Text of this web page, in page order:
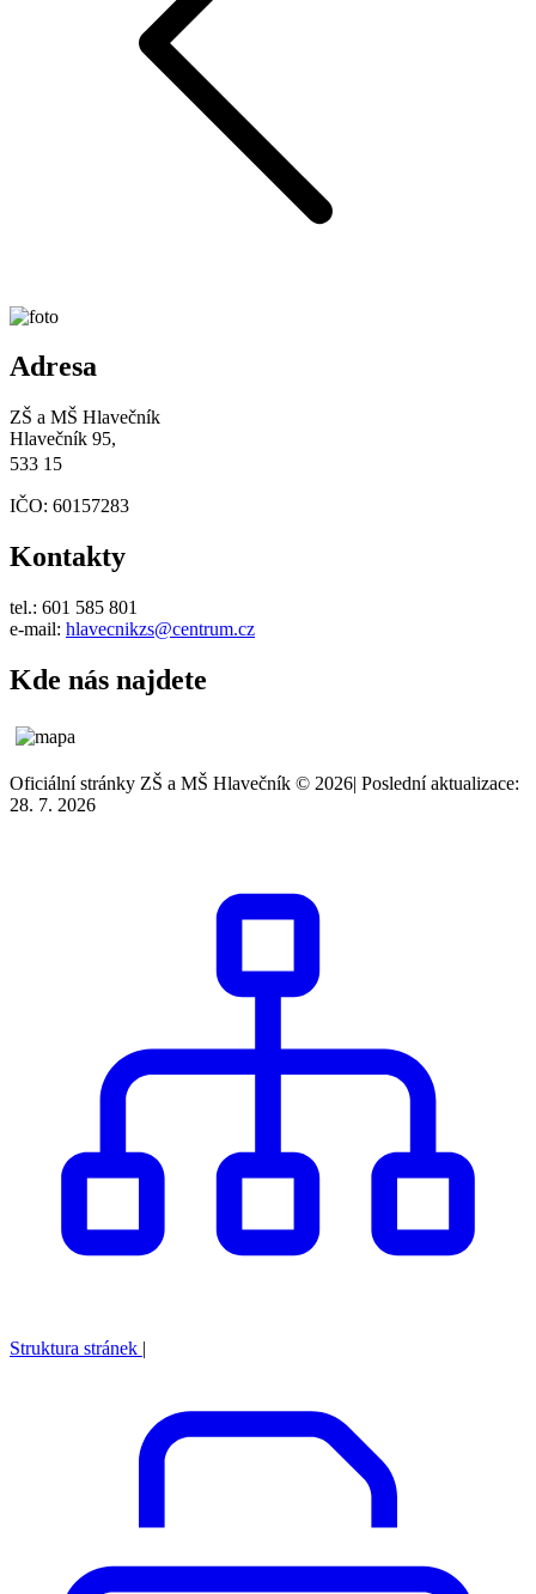
Adresa
ZŠ a MŠ Hlavečník
Hlavečník 95,
533 15
IČO: 60157283
Kontakty
tel.: 601 585 801
e-mail: hlavecnikzs@centrum.cz
Kde nás najdete
Oficiální stránky ZŠ a MŠ Hlavečník © 2026| Poslední aktualizace:
28. 7. 2026
Struktura stránek |